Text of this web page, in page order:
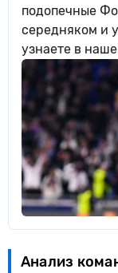
подопечные
середняком и
узнаете в
Анализ